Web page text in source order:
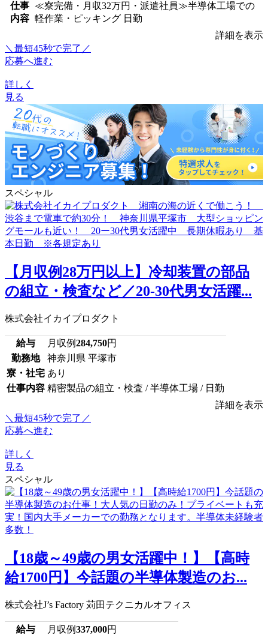
仕事
内容
≪寮完備・月収32万円・派遣社員≫半導体工場での
軽作業・ピッキング 日勤
詳細を表示
＼最短45秒で完了／
応募へ進む
詳しく
見る
スペシャル
【月収例28万円以上】冷却装置の部品
の組立・検査など／20-30代男女活躍...
株式会社イカイプロダクト
給与 月収例284,750円
勤務地
神奈川県 平塚市
寮・社宅 あり
仕事内容 精密製品の組立・検査 / 半導体工場 / 日勤
詳細を表示
＼最短45秒で完了／
応募へ進む
詳しく
見る
スペシャル
【18歳～49歳の男女活躍中！】【高時
給1700円】今話題の半導体製造のお...
株式会社J’s Factory 苅田テクニカルオフィス
給与 月収例337,000円